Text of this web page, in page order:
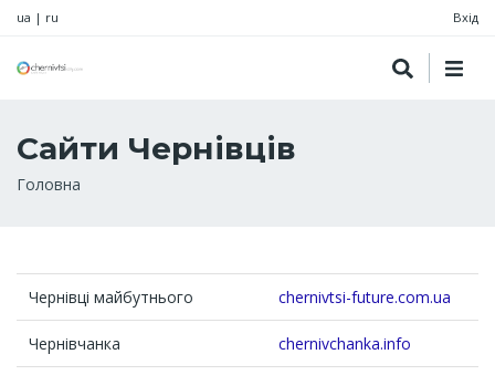
ua | ru Вхід
Сайти Чернівців
Рядок
Головна
Чернівці майбутнього chernivtsi-future.com.ua
Чернівчанка chernivchanka.info